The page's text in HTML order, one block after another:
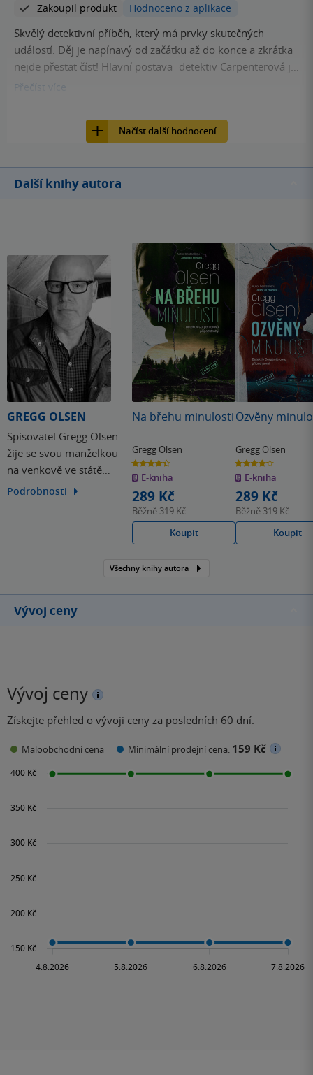
Zakoupil produkt Hodnoceno z aplikace
Skvělý detektivní příběh, který má prvky skutečných
událostí. Děj je napínavý od začátku až do konce a zkrátka
nejde přestat číst! Hlavní postava- detektiv Carpenterová je
mi velmi sympatická, ačkoliv její minulost je velmi tíživá
policií a píšete tyto příběhy věnované jak detektivům, tak
Přečíst
Načíst další hodnocení
Další knihy autora
GREGG OLSEN
Spisovatel Gregg Olsen
žije se svou manželkou
na venkově ve státě
Washington. Objevil se již
Podrobnosti
Na břehu minulosti
Gregg Olsen
4.4
z
5
hvězdiček
E-kniha
289 Kč
Běžně 319 Kč
Koupit
Ozvěny
Gregg Olsen
4.2
z
5
hvězdiček
E-kniha
289 Kč
Běžně 319 Kč
Koupit
Všechny knihy autora
Vývoj ceny
Vývoj ceny
Získejte přehled o vývoji ceny za posledních 60 dní.
Maloobchodní cena Minimální prodejní cena: 159 Kč